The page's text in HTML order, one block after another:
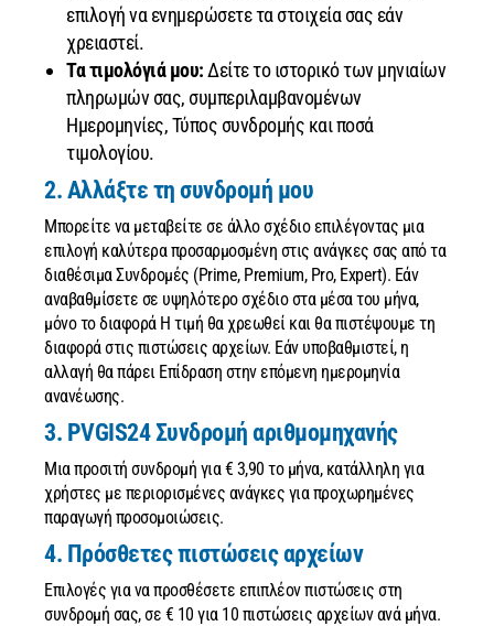
επιλογή να ενημερώσετε τα στοιχεία σας εάν
χρειαστεί.
Τα τιμολόγιά μου:Δείτε το ιστορικό των μηνιαίων
πληρωμών σας, συμπεριλαμβανομένων
Ημερομηνίες, Τύπος συνδρομής και ποσά
τιμολογίου.
2. Αλλάξτε τη συνδρομή μου
Μπορείτε να μεταβείτε σε άλλο σχέδιο επιλέγοντας μια
επιλογή καλύτερα προσαρμοσμένη στις ανάγκες σας από τα
διαθέσιμα Συνδρομές (Prime, Premium, Pro, Expert). Εάν
αναβαθμίσετε σε υψηλότερο σχέδιο στα μέσα του μήνα,
μόνο το διαφορά Η τιμή θα χρεωθεί και θα πιστέψουμε τη
διαφορά στις πιστώσεις αρχείων. Εάν υποβαθμιστεί, η
αλλαγή θα πάρει Επίδραση στην επόμενη ημερομηνία
ανανέωσης.
3. PVGIS24 Συνδρομή αριθμομηχανής
Μια προσιτή συνδρομή για € 3,90 το μήνα, κατάλληλη για
χρήστες με περιορισμένες ανάγκες για προχωρημένες
παραγωγή προσομοιώσεις.
4. Πρόσθετες πιστώσεις αρχείων
Επιλογές για να προσθέσετε επιπλέον πιστώσεις στη
συνδρομή σας, σε € 10 για 10 πιστώσεις αρχείων ανά μήνα.